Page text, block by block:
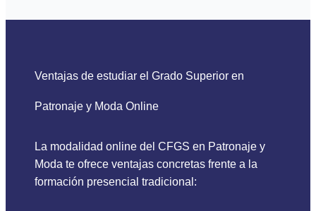
Ventajas de estudiar el Grado Superior en
Patronaje y Moda Online
La modalidad online del CFGS en Patronaje y
Moda te ofrece ventajas concretas frente a la
formación presencial tradicional: